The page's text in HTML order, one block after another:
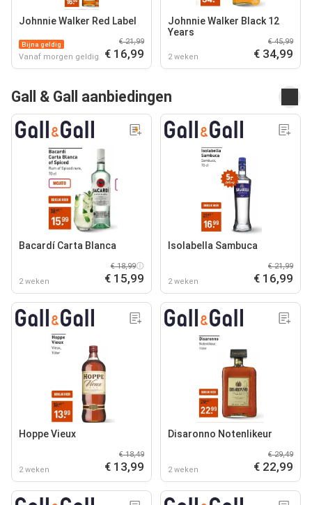
Johnnie Walker Red Label
Bijna geldig
Vanaf morgen geldig
€ 21,99
€ 16,99
Johnnie Walker Black 12
Years
2 weken
€ 45,99
€ 34,99
Gall & Gall aanbiedingen
Bacardí Carta Blanca
2 weken
€ 18,99
€ 15,99
Isolabella Sambuca
2 weken
€ 21,99
€ 16,99
Hoppe Vieux
2 weken
€ 18,49
€ 13,99
Disaronno Notenlikeur
2 weken
€ 29,49
€ 22,99